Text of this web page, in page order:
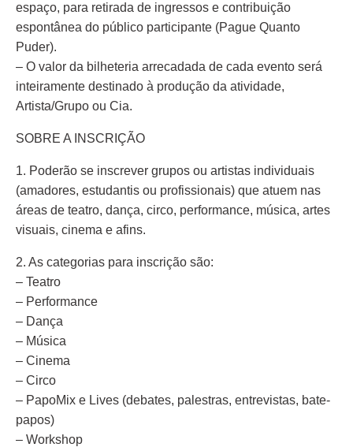
espaço, para retirada de ingressos e contribuição
espontânea do público participante (Pague Quanto
Puder).
– O valor da bilheteria arrecadada de cada evento será
inteiramente destinado à produção da atividade,
Artista/Grupo ou Cia.
SOBRE A INSCRIÇÃO
1. Poderão se inscrever grupos ou artistas individuais
(amadores, estudantis ou profissionais) que atuem nas
áreas de teatro, dança, circo, performance, música, artes
visuais, cinema e afins.
2. As categorias para inscrição são:
– Teatro
– Performance
– Dança
– Música
– Cinema
– Circo
– PapoMix e Lives (debates, palestras, entrevistas, bate-
papos)
– Workshop